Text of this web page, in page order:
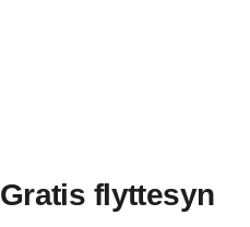
Gratis flyttesyn